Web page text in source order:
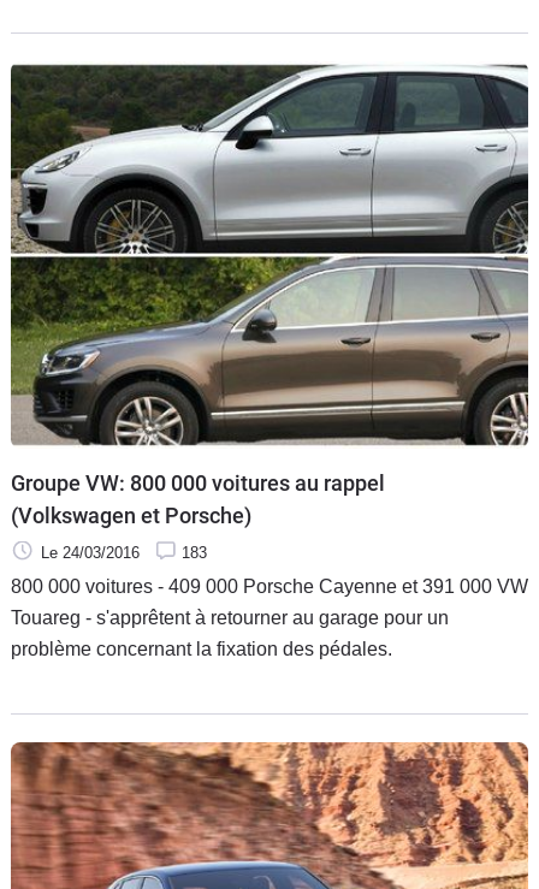
France. Après vous avoir rappelé les nouvelles règles,
Caradisiac dresse la liste des véhicules les plus touchés par
la nouvelle méthode de calcul.
Groupe VW: 800 000 voitures au rappel
(Volkswagen et Porsche)
Le 24/03/2016 183
800 000 voitures - 409 000 Porsche Cayenne et 391 000 VW
Touareg - s'apprêtent à retourner au garage pour un
problème concernant la fixation des pédales.